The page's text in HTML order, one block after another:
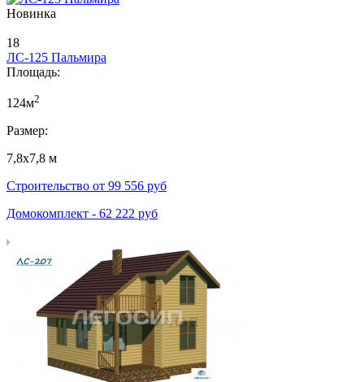
Новинка
18
ЛС-125 Пальмира
Площадь:
124м2
Размер:
7,8х7,8 м
Строительство от 99 556 руб
Домокомплект - 62 222 руб